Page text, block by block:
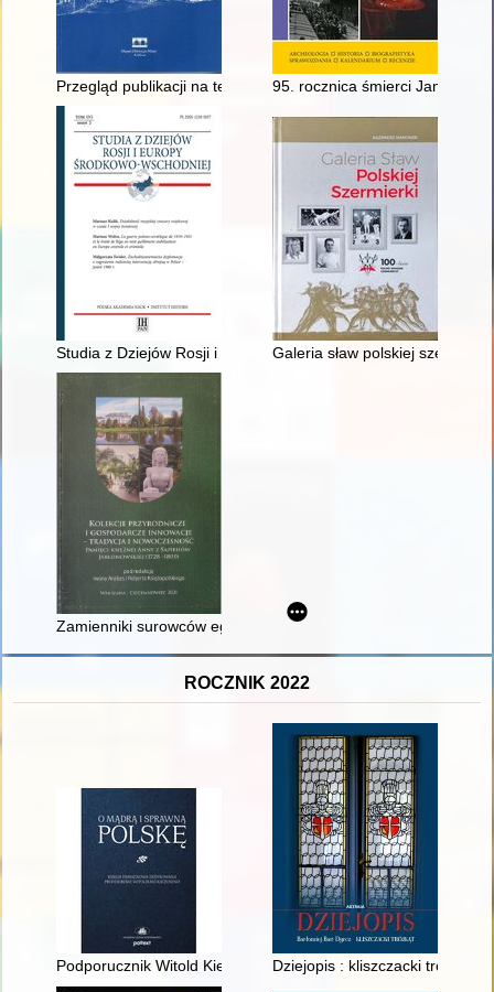
Przegląd publikacji na temat Żydów krakowskich za lata 2004-
95. rocznica śmierci Jana
Studia z Dziejów Rosji i Europy Środkowo-Wschodniej. T. 56,
Galeria sław polskiej
Zamienniki surowców egzotycznych : substytuty kiny według
ROCZNIK 2022
Podporucznik Witold Kieżun "Krak", "2786", "Wypad" -
Dziejopis : kliszczacki trójkąt